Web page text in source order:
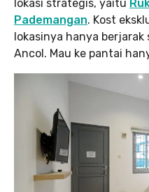
lokasi strategis, yaitu
Pademangan. Kost
lokasinya hanya
Ancol. Mau ke pantai